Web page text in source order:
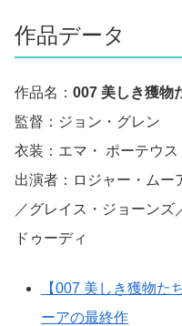
作品データ
作品名： 007 美しき獲物
監督：ジョン・グレン
衣装：エマ・ ポーテウス
出演者：ロジャー・ムー
／グレイス・ジョーンズ
ドゥーディ
【007 美しき獲物た
ーアの最終作